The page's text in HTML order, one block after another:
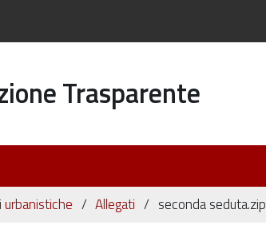
Trasparente
Allegati seconda seduta.zip